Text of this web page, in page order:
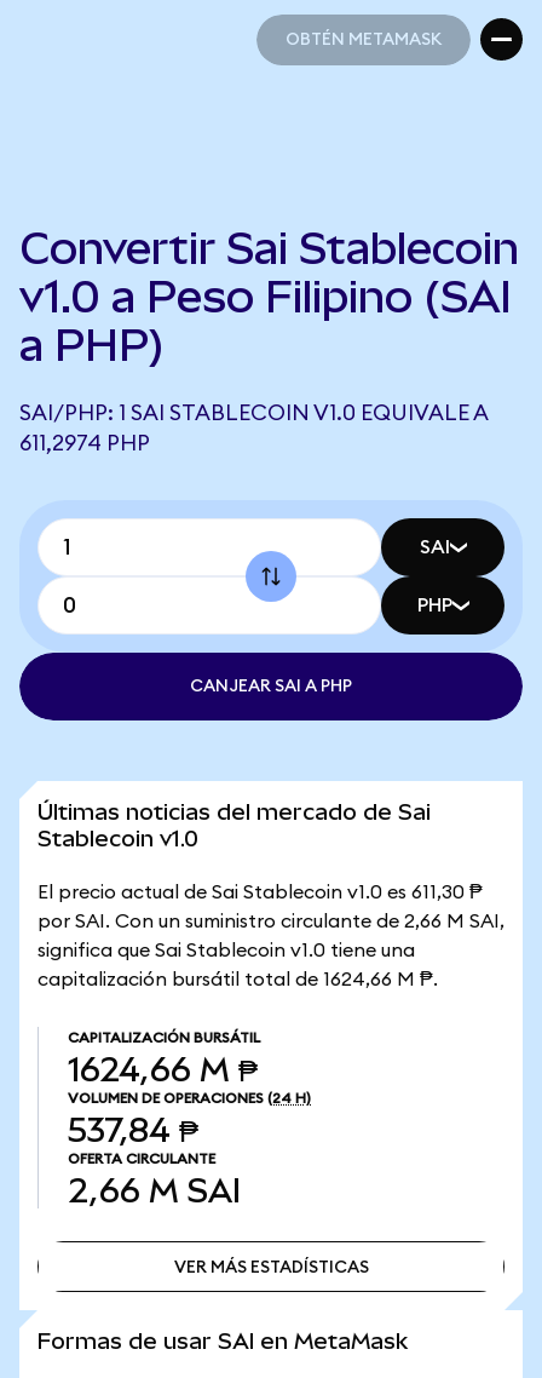
OBTÉN METAMASK
Convertir Sai Stablecoin
v1.0 a Peso Filipino (SAI
a PHP)
SAI/PHP: 1 SAI STABLECOIN V1.0 EQUIVALE A
611,2974 PHP
SAI
PHP
CANJEAR SAI A PHP
Últimas noticias del mercado de Sai
Stablecoin v1.0
El precio actual de Sai Stablecoin v1.0 es 611,30 ₱
por SAI. Con un suministro circulante de 2,66 M SAI,
significa que Sai Stablecoin v1.0 tiene una
capitalización bursátil total de 1624,66 M ₱.
CAPITALIZACIÓN BURSÁTIL
1624,66 M ₱
VOLUMEN DE OPERACIONES (24 H)
537,84 ₱
OFERTA CIRCULANTE
2,66 M SAI
VER MÁS ESTADÍSTICAS
Formas de usar SAI en MetaMask